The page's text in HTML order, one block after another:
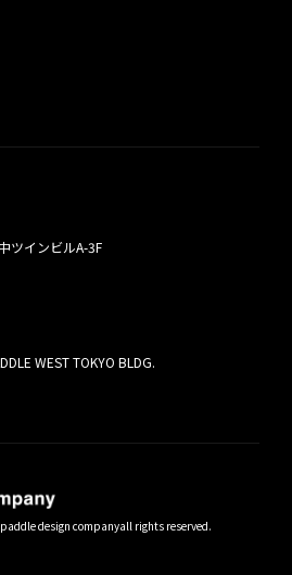
ツインビルA-3F
WEST TOKYO BLDG.
design companyall rights reserved.